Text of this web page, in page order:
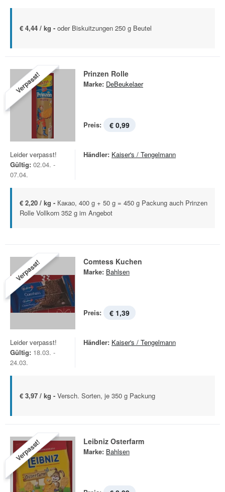
€ 4,44 / kg - oder Biskuitzungen 250 g Beutel
Verpasst! Prinzen Rolle
Marke: DeBeukelaer
Preis: € 0,99
Leider verpasst!
Gültig: 02.04. -
07.04.
Händler: Kaiser's / Tengelmann
€ 2,20 / kg - Какао, 400 g + 50 g = 450 g Packung auch Prinzen
Rolle Vollkorn 352 g im Angebot
Verpasst! Comtess Kuchen
Marke: Bahlsen
Preis: € 1,39
Leider verpasst!
Gültig: 18.03. -
24.03.
Händler: Kaiser's / Tengelmann
€ 3,97 / kg - Versch. Sorten, je 350 g Packung
Verpasst! Leibniz Osterfarm
Marke: Bahlsen